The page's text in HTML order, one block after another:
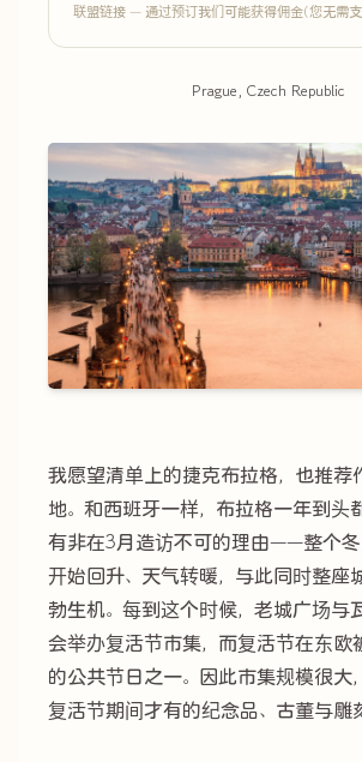
联盟链接 — 通过预订我们可能获得佣金(您无需支
Prague, Czech Republic
我愿望清单上的捷克布拉格，也推荐
地。和西班牙一样，布拉格一年到头
有非在3月造访不可的理由——整个
开始回升、天气转暖，与此同时整座
勃生机。每到这个时候，老城广场与
会举办复活节市集，而复活节在东欧
的公共节日之一。因此市集规模很大
复活节期间才有的纪念品、古董与雕